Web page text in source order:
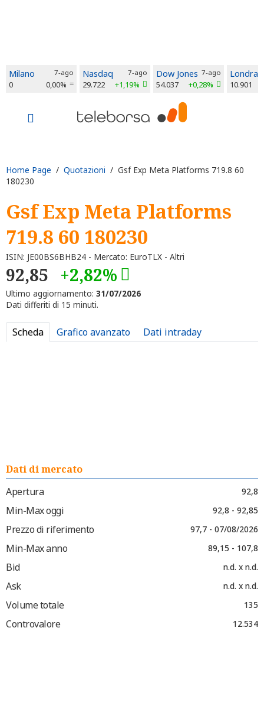
Milano 7-ago
0 0,00%
Nasdaq 7-ago
29.722 +1,19%
Dow Jones 7-ago
54.037 +0,28%
Londra
10.901
Home Page / Quotazioni / Gsf Exp Meta Platforms 719.8 60
180230
Gsf Exp Meta Platforms
719.8 60 180230
ISIN: JE00BS6BHB24 - Mercato: EuroTLX - Altri
92,85 +2,82%
Ultimo aggiornamento: 31/07/2026
Dati differiti di 15 minuti.
Scheda Grafico avanzato Dati intraday
Dati di mercato
Apertura
92,8
Min-Max oggi 92,8 - 92,85
Prezzo di riferimento 97,7 - 07/08/2026
Min-Max anno 89,15 - 107,8
Bid n.d. x n.d.
Ask n.d. x n.d.
Volume totale 135
Controvalore 12.534